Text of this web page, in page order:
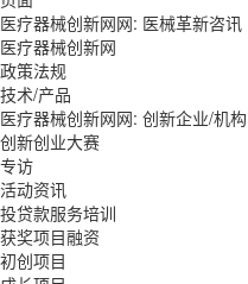
医疗器械创新网网: 医械革新咨讯
医疗器械创新网
政策法规
技术/产品
医疗器械创新网网: 创新企业/机构
创新创业大赛
专访
活动资讯
投贷款服务培训
获奖项目融资
初创项目